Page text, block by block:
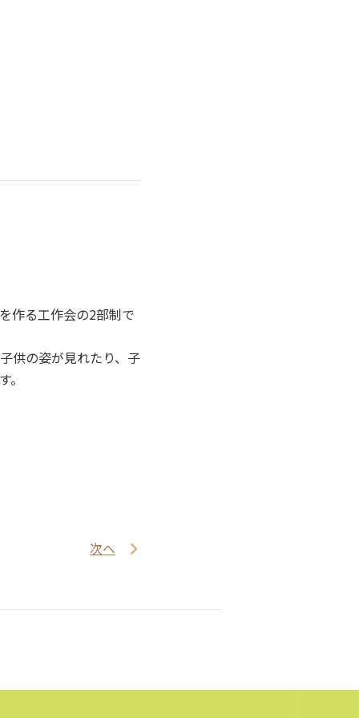
作る工作会の2部制で
供の姿が見れたり、子
次へ